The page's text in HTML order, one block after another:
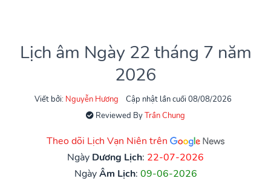
Lịch âm Ngày 22 tháng 7 năm
2026
Viết bởi: Nguyễn Hương
Cập nhật lần cuối 08/08/2026
Reviewed ByTrần Chung
Theo dõi Lịch Vạn Niên trên
Ngày Dương Lịch: 22-07-2026
NgàyÂm Lịch: 09-06-2026